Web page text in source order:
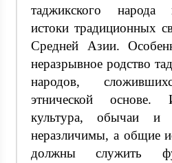
таджикского народа
истоки традиционных
Средней Азии.
неразрывное родство
народов,
этнической основе.
культура, обычаи и
неразличимы, а общие
должны служить